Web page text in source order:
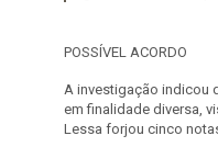
POSSÍVEL ACORDO
A investigação indicou
em finalidade diversa,
Lessa forjou cinco